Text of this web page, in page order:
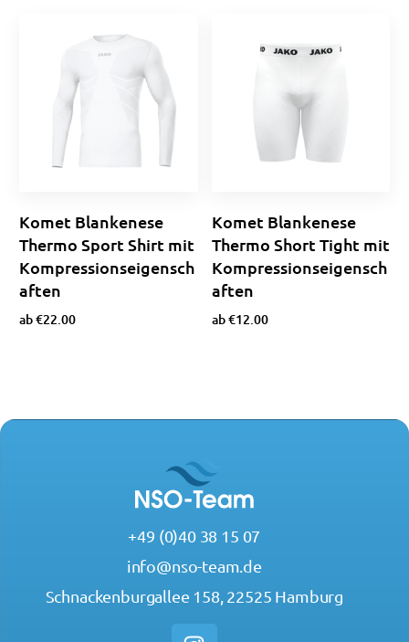
Komet Blankenese
Thermo Sport Shirt mit
Kompressionseigensch
aften
ab€22.00
Komet Blankenese
Thermo Short Tight mit
Kompressionseigensch
aften
ab€12.00
+49 (0)40 38 15 07
info@nso-team.de
Schnackenburgallee 158, 22525 Hamburg